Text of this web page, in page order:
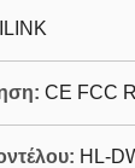
CE FCC
HL-